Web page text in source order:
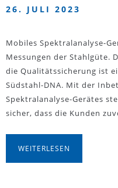
26. JULI 2023
Mobiles Spektralanalyse-
Messungen der Stahlgüte.
die Qualitätssicherung ist
Südstahl-DNA. Mit der
Spektralanalyse-Gerätes
sicher, dass die Kunden
WEITERLESEN